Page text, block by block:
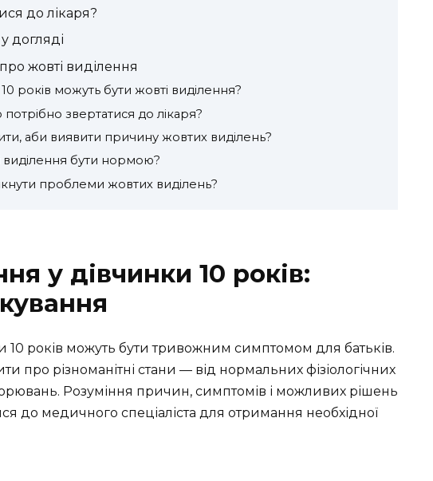
до лікаря?
догляді
жовті виділення
років можуть бути жовті виділення?
звертатися до лікаря?
аби виявити причину жовтих виділень?
бути нормою?
проблеми жовтих виділень?
у дівчинки 10 років:
10 років можуть бути тривожним симптомом для батьків.
про різноманітні стани — від нормальних фізіологічних
Розуміння причин, симптомів і можливих рішень
до медичного спеціаліста для отримання необхідної